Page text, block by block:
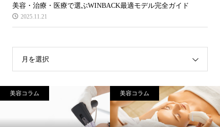
美容・治療・医療で選ぶWINBACK最適モデル完全ガイド
2025.11.21
月を選択
美容コラム 美容コラム